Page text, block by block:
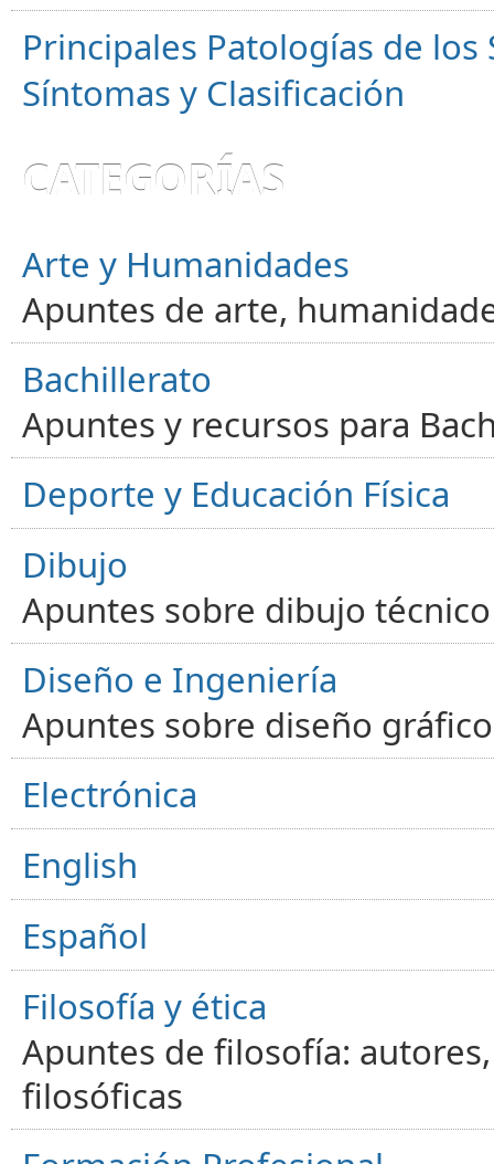
Principales Patologías de
Síntomas y Clasificación
CATEGORÍAS
Arte y Humanidades
Apuntes de arte,
Bachillerato
Apuntes y recursos para
Deporte y Educación Física
Dibujo
Apuntes sobre dibujo
Diseño e Ingeniería
Apuntes sobre diseño
Electrónica
English
Español
Filosofía y ética
Apuntes de filosofía:
filosóficas